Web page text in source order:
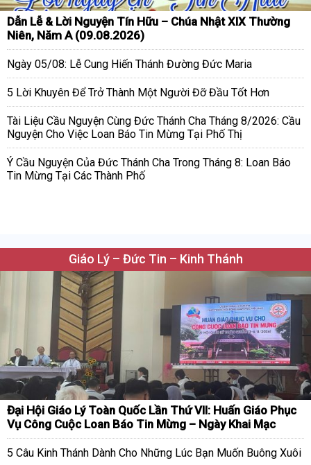
Dẫn Lễ & Lời Nguyện Tín Hữu – Chúa Nhật XIX Thường
Niên, Năm A (09.08.2026)
Ngày 05/08: Lễ Cung Hiến Thánh Đường Đức Maria
5 Lời Khuyên Để Trở Thành Một Người Đỡ Đầu Tốt Hơn
Tài Liệu Cầu Nguyện Cùng Đức Thánh Cha Tháng 8/2026: Cầu
Nguyện Cho Việc Loan Báo Tin Mừng Tại Phố Thị
Ý Cầu Nguyện Của Đức Thánh Cha Trong Tháng 8: Loan Báo
Tin Mừng Tại Các Thành Phố
Giáo Lý – Đức Tin – Kinh Thánh
Đại Hội Giáo Lý Toàn Quốc Lần Thứ VII: Huấn Giáo Phục
Vụ Công Cuộc Loan Báo Tin Mừng – Ngày Khai Mạc
5 Câu Kinh Thánh Dành Cho Những Lúc Bạn Muốn Buông Xuôi